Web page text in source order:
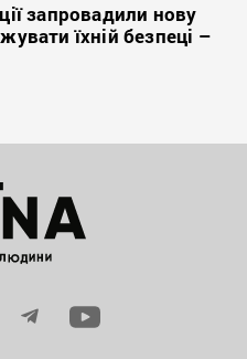
запровадили нову
їхній безпеці –